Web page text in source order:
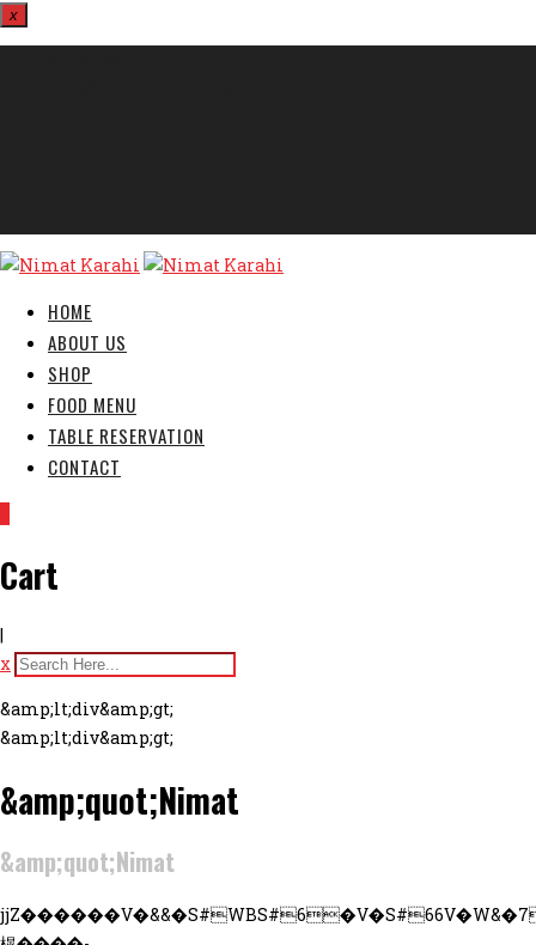
x
HOME
ABOUT US
SHOP
FOOD MENU
TABLE RESERVATION
CONTACT
Cart
|
x
&amp;lt;div&amp;gt;
&amp;lt;div&amp;gt;
&amp;quot;Nimat
&amp;quot;Nimat